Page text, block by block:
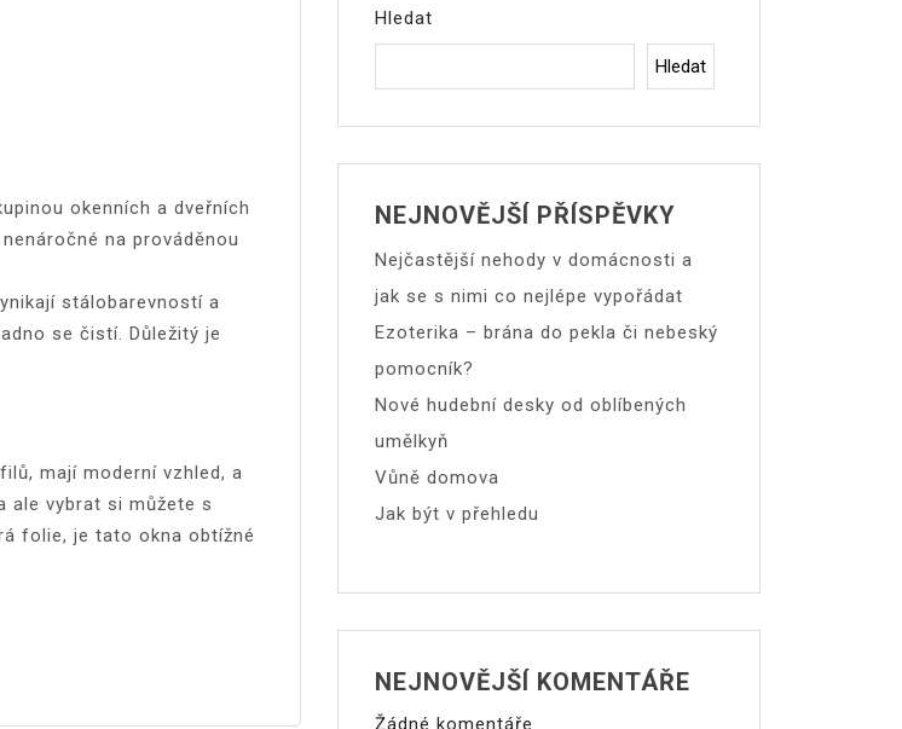
okenních a dveřních
na prováděnou
stálobarevností a
se čistí. Důležitý je
mají moderní vzhled, a
ale vybrat si můžete s
folie, je tato okna obtížné
Hledat
Hledat
NEJNOVĚJŠÍ PŘÍSPĚVKY
Nejčastější nehody v domácnosti a
jak se s nimi co nejlépe vypořádat
Ezoterika – brána do pekla či nebeský
pomocník?
Nové hudební desky od oblíbených
umělkyň
Vůně domova
Jak být v přehledu
NEJNOVĚJŠÍ KOMENTÁŘE
Žádné komentáře.